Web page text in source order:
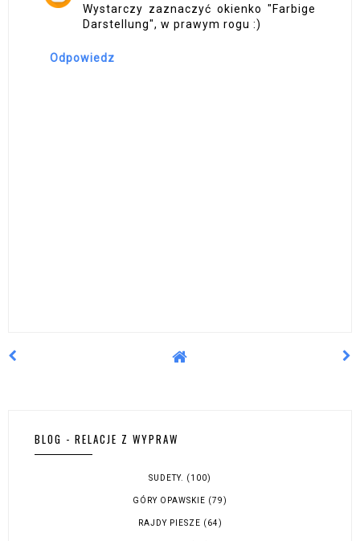
Wystarczy zaznaczyć okienko "Farbige
Darstellung", w prawym rogu :)
Odpowiedz
BLOG - RELACJE Z WYPRAW
SUDETY. (100)
GÓRY OPAWSKIE (79)
RAJDY PIESZE (64)